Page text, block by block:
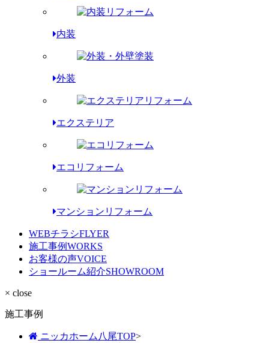
内装
外装
エクステリア
エコリフォーム
マンションリフォーム
WEBチラシFLYER
施工事例WORKS
お客様の声VOICE
ショールーム紹介SHOWROOM
× close
施工事例
ニッカホーム八尾TOP>